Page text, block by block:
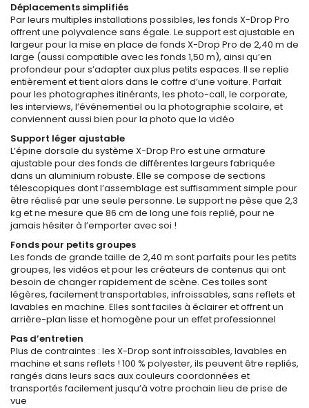
Déplacements simplifiés
Par leurs multiples installations possibles, les fonds X-Drop Pro
offrent une polyvalence sans égale. Le support est ajustable en
largeur pour la mise en place de fonds X-Drop Pro de 2,40 m de
large (aussi compatible avec les fonds 1,50 m), ainsi qu’en
profondeur pour s’adapter aux plus petits espaces. Il se replie
entièrement et tient alors dans le coffre d’une voiture. Parfait
pour les photographes itinérants, les photo-call, le corporate,
les interviews, l’événementiel ou la photographie scolaire, et
conviennent aussi bien pour la photo que la vidéo
Support léger ajustable
L’épine dorsale du système X-Drop Pro est une armature
ajustable pour des fonds de différentes largeurs fabriquée
dans un aluminium robuste. Elle se compose de sections
télescopiques dont l’assemblage est suffisamment simple pour
être réalisé par une seule personne. Le support ne pèse que 2,3
kg et ne mesure que 86 cm de long une fois replié, pour ne
jamais hésiter à l’emporter avec soi !
Fonds pour petits groupes
Les fonds de grande taille de 2,40 m sont parfaits pour les petits
groupes, les vidéos et pour les créateurs de contenus qui ont
besoin de changer rapidement de scène. Ces toiles sont
légères, facilement transportables, infroissables, sans reflets et
lavables en machine. Elles sont faciles à éclairer et offrent un
arrière-plan lisse et homogène pour un effet professionnel
Pas d’entretien
Plus de contraintes : les X-Drop sont infroissables, lavables en
machine et sans reflets ! 100 % polyester, ils peuvent être repliés,
rangés dans leurs sacs aux couleurs coordonnées et
transportés facilement jusqu’à votre prochain lieu de prise de
vue